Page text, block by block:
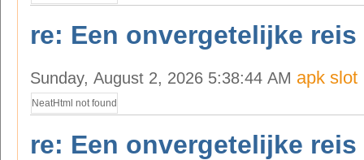
re: Een onvergetelijke reis
Sunday, August 2, 2026 5:38:44 AM apk slot
NeatHtml not found
re: Een onvergetelijke reis